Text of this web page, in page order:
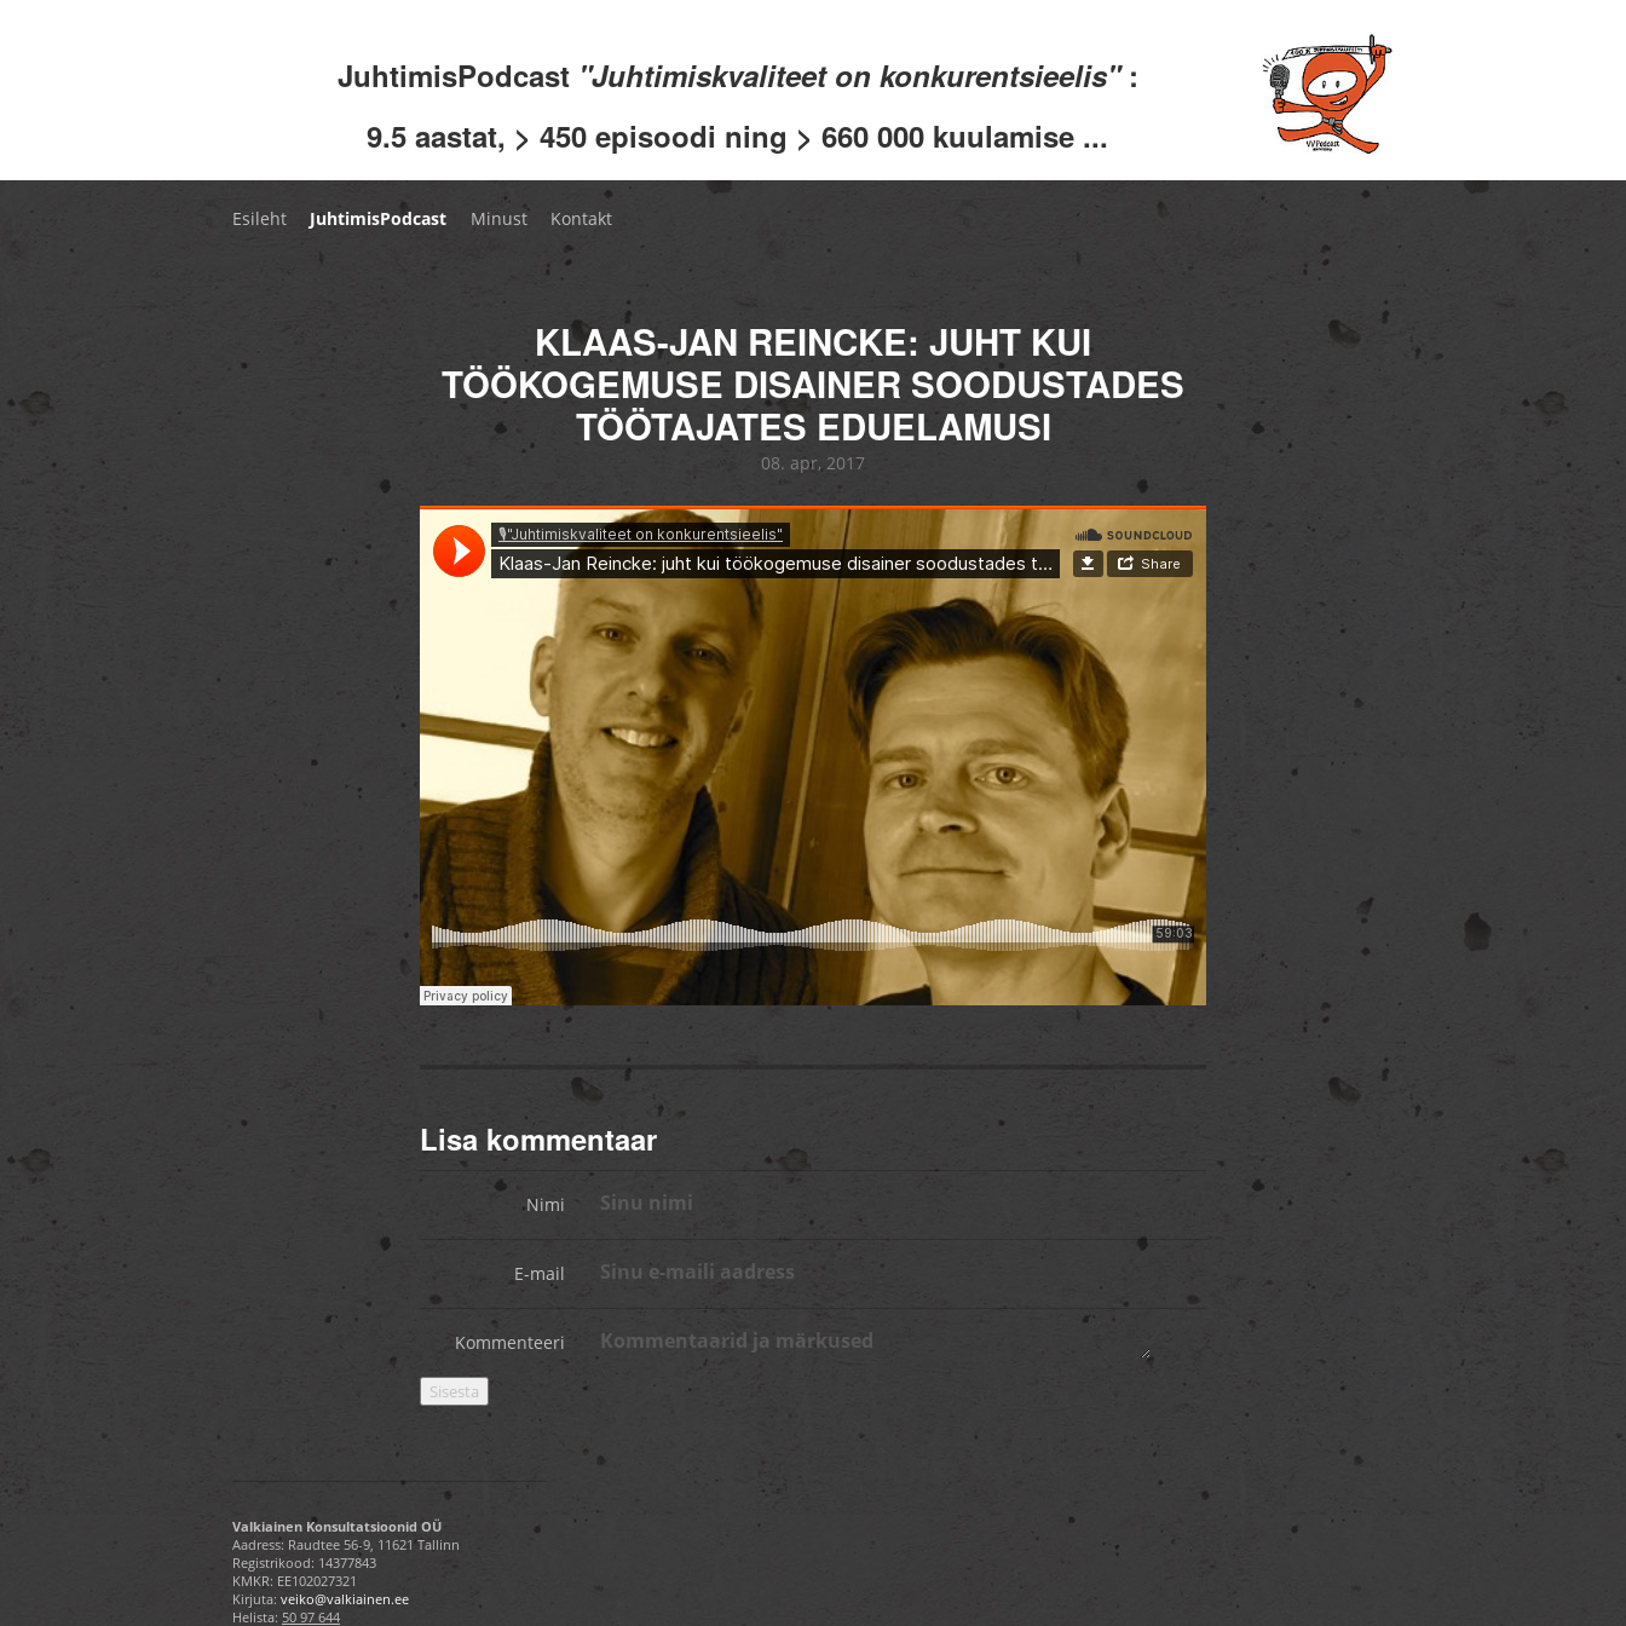
JuhtimisPodcast "Juhtimiskvaliteet on konkurentsieelis" :
9.5 aastat, > 450 episoodi ning > 660 000 kuulamise ...
Esileht JuhtimisPodcast Minust Kontakt
KLAAS-JAN REINCKE: JUHT KUI
TÖÖKOGEMUSE DISAINER SOODUSTADES
TÖÖTAJATES EDUELAMUSI
08. apr, 2017
Lisa kommentaar
Nimi
E-mail
Kommenteeri
Valkiainen Konsultatsioonid OÜ
Aadress: Raudtee 56-9, 11621 Tallinn
Registrikood: 14377843
KMKR: EE102027321
Kirjuta: veiko@valkiainen.ee
Helista: 50 97 644